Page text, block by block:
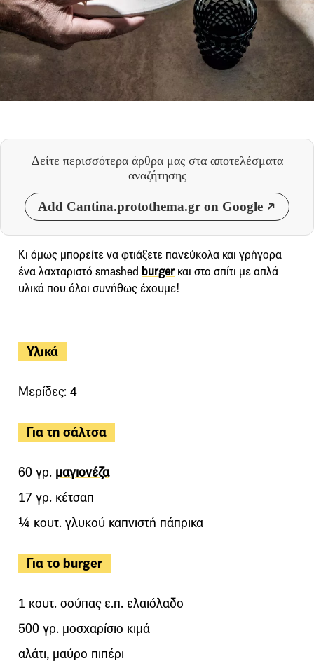
Δείτε περισσότερα άρθρα μας στα αποτελέσματα
αναζήτησης
Add Cantina.protothema.gr on Google
Υλικά
Μερίδες: 4
Για τη σάλτσα
60 γρ. μαγιονέζα
17 γρ. κέτσαπ
¼ κουτ. γλυκού καπνιστή πάπρικα
Για το burger
1 κουτ. σούπας ε.π. ελαιόλαδο
500 γρ. μοσχαρίσιο κιμά
αλάτι, μαύρο πιπέρι
Κι όμως μπορείτε να φτιάξετε πανεύκολα και γρήγορα
ένα λαχταριστό smashed burgerκαι στο σπίτι με απλά
υλικά που όλοι συνήθως έχουμε!